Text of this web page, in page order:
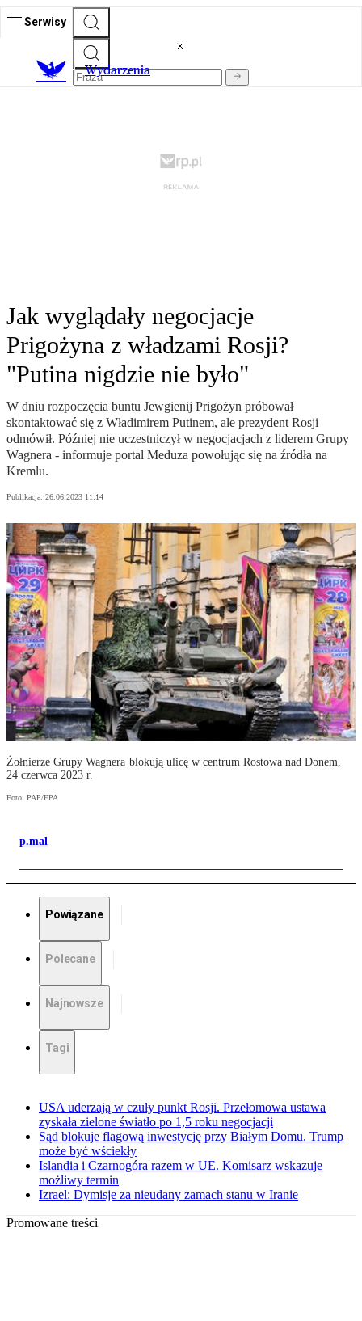
Serwisy
Wydarzenia
Jak wyglądały negocjacje
Prigożyna z władzami Rosji?
"Putina nigdzie nie było"
W dniu rozpoczęcia buntu Jewgienij Prigożyn próbował
skontaktować się z Władimirem Putinem, ale prezydent Rosji
odmówił. Później nie uczestniczył w negocjacjach z liderem Grupy
Wagnera - informuje portal Meduza powołując się na źródła na
Kremlu.
Publikacja: 26.06.2023 11:14
Żołnierze Grupy Wagnera blokują ulicę w centrum Rostowa nad Donem,
24 czerwca 2023 r.
Foto: PAP/EPA
p.mal
Powiązane
Polecane
Najnowsze
Tagi
USA uderzają w czuły punkt Rosji. Przełomowa ustawa
zyskała zielone światło po 1,5 roku negocjacji
Sąd blokuje flagową inwestycję przy Białym Domu. Trump
może być wściekły
Islandia i Czarnogóra razem w UE. Komisarz wskazuje
możliwy termin
Izrael: Dymisje za nieudany zamach stanu w Iranie
Promowane treści